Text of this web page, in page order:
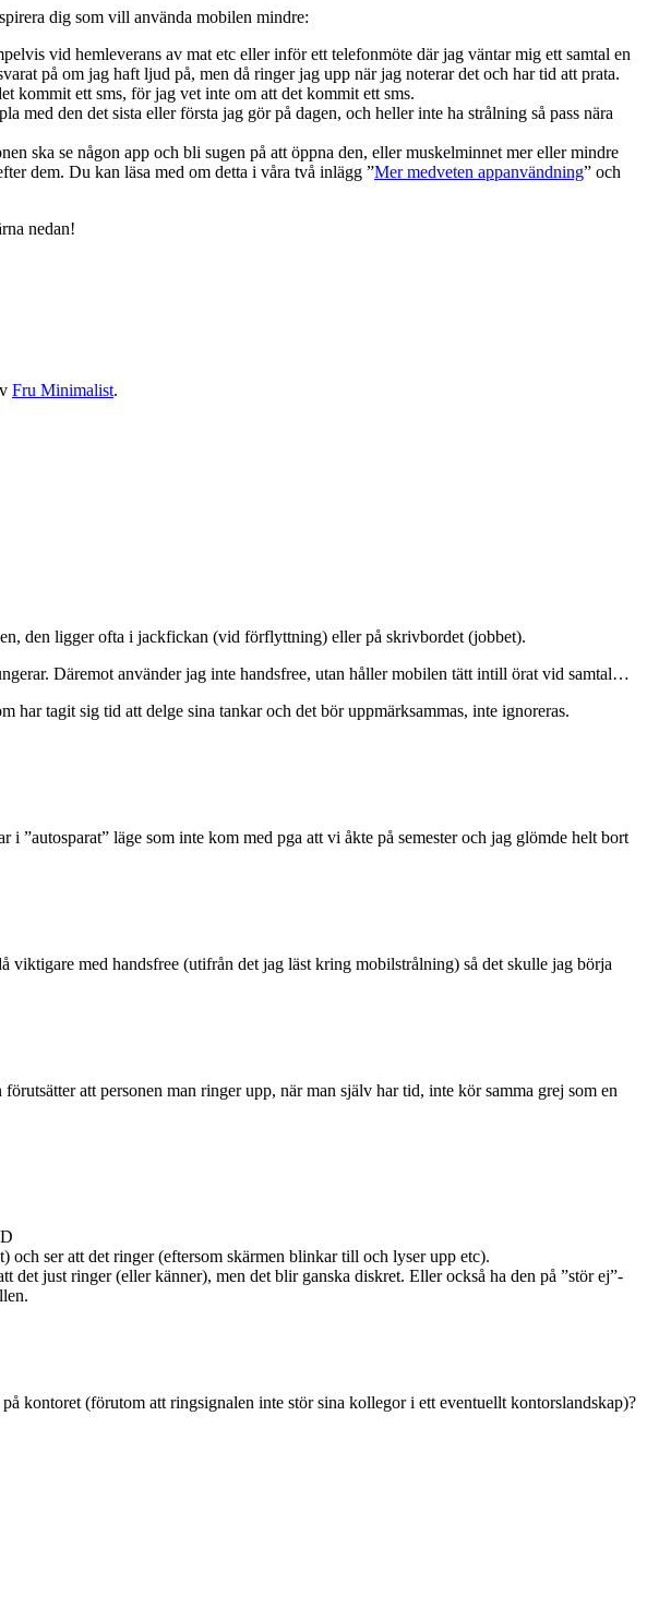
dig som vill använda mobilen mindre:
vid hemleverans av mat etc eller inför ett telefonmöte där jag väntar mig ett samtal en
på om jag haft ljud på, men då ringer jag upp när jag noterar det och har tid att prata.
kommit ett sms, för jag vet inte om att det kommit ett sms.
med den det sista eller första jag gör på dagen, och heller inte ha strålning så pass nära
ska se någon app och bli sugen på att öppna den, eller muskelminnet mer eller mindre
dem. Du kan läsa med om detta i våra två inlägg ”Mer medveten appanvändning” och
nedan!
Fru Minimalist.
den ligger ofta i jackfickan (vid förflyttning) eller på skrivbordet (jobbet).
Däremot använder jag inte handsfree, utan håller mobilen tätt intill örat vid samtal…
har tagit sig tid att delge sina tankar och det bör uppmärksammas, inte ignoreras.
”autosparat” läge som inte kom med pga att vi åkte på semester och jag glömde helt bort
med handsfree (utifrån det jag läst kring mobilstrålning) så det skulle jag börja
att personen man ringer upp, när man själv har tid, inte kör samma grej som en
ser att det ringer (eftersom skärmen blinkar till och lyser upp etc).
just ringer (eller känner), men det blir ganska diskret. Eller också ha den på ”stör ej”-
kontoret (förutom att ringsignalen inte stör sina kollegor i ett eventuellt kontorslandskap)?